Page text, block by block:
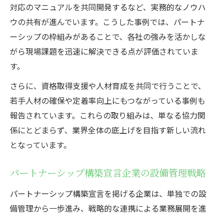
対応のマニュアルを共同開発するなど、実務的なノウハ
ウの共有が進んでいます。こうした事例では、パートナ
ーシップの枠組みがあることで、各社の強みを活かしな
がら現場課題を迅速に解決できる点が評価されていま
す。
さらに、資格取得支援や人材育成を共同で行うことで、
若手人材の確保や定着率向上にもつながっている事例も
報告されています。これらの取り組みは、単なる協力関
係にとどまらず、業界全体の底上げを目指す新しい流れ
となっています。
パートナーシップ構築宣言企業の設備管理戦略
パートナーシップ構築宣言を掲げる企業は、単独での設
備管理から一歩進み、戦略的な連携による業務展開を進